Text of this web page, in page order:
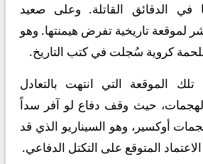
الدقائق القاتلة. وعلى صعيد
لموقعة تاريخية تفرض هيمنتها. وهو
كروية سُجلت في كتب التاريخ.
تلك الموقعة التي انتهت بالتعادل
حيث وقف دفاع لو آفر سداً
أوكسير، وهو السيناريو الذي قد
المتوقع على التكتل الدفاعي.